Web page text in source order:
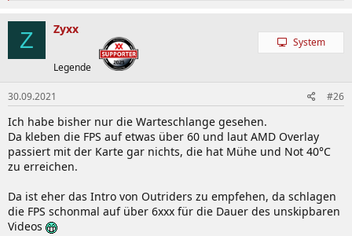
k
o
n
Z Zyxx
Legende
System
30.09.2021 #26
Ich habe bisher nur die Warteschlange gesehen.
Da kleben die FPS auf etwas über 60 und laut AMD Overlay
passiert mit der Karte gar nichts, die hat Mühe und Not 40°C
zu erreichen.
Da ist eher das Intro von Outriders zu empfehen, da schlagen
die FPS schonmal auf über 6xxx für die Dauer des unskipbaren
Videos